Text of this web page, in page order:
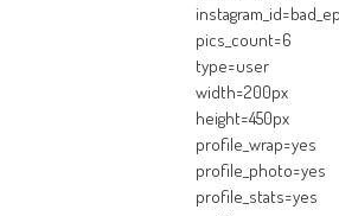
pics_count=6
type=user
width=200px
height=450px
profile_wrap=yes
profile_photo=yes
profile_stats=yes